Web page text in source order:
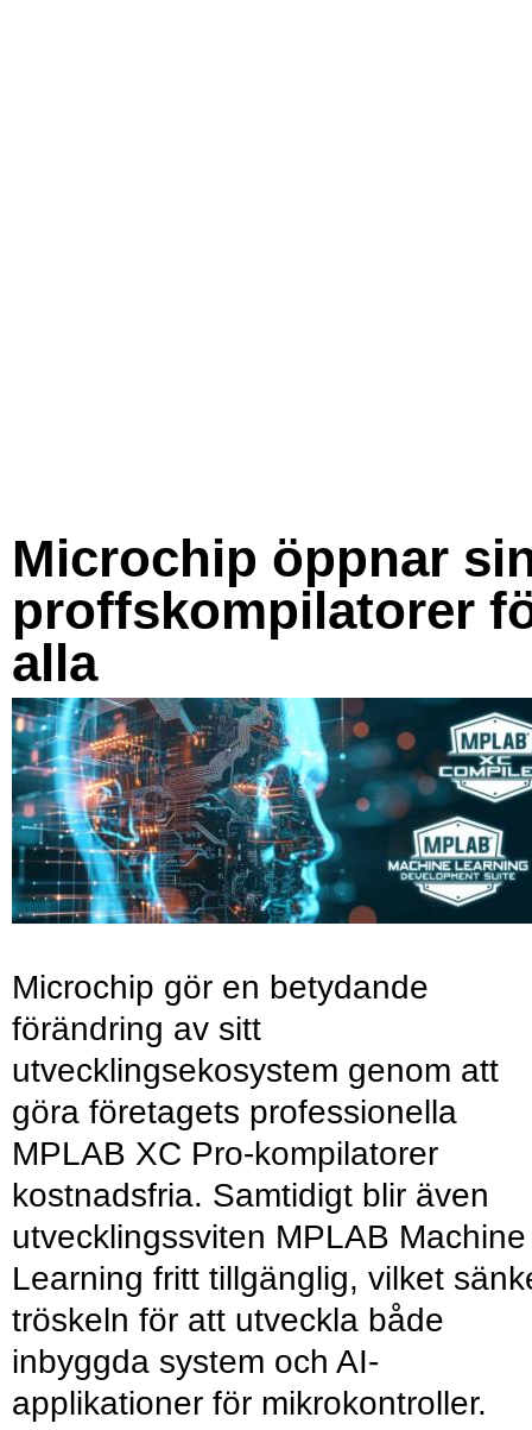
Microchip öppnar
proffskompilatorer
alla
Microchip gör en betydande
förändring av sitt
utvecklingsekosystem genom att
göra företagets professionella
MPLAB XC Pro-kompilatorer
kostnadsfria. Samtidigt blir även
utvecklingssviten MPLAB Machine
Learning fritt tillgänglig, vilket
tröskeln för att utveckla både
inbyggda system och AI-
applikationer för mikrokontroller.